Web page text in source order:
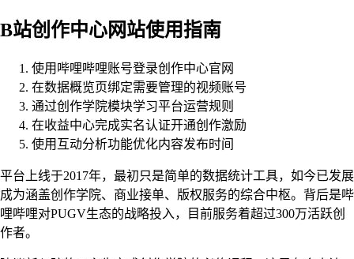
B站创作中心网站使用指南
使用哔哩哔哩账号登录创作中心官网
在数据概览页绑定需要管理的视频账号
通过创作学院模块学习平台运营规则
在收益中心完成实名认证开通创作激励
使用互动分析功能优化内容发布时间
平台上线于2017年，最初只是简单的数据统计工具，如今已发展
成为涵盖创作学院、商业接单、版权服务的综合中枢。背后是哔
哩哔哩对PUGV生态的战略投入，目前服务着超过300万活跃创
作者。